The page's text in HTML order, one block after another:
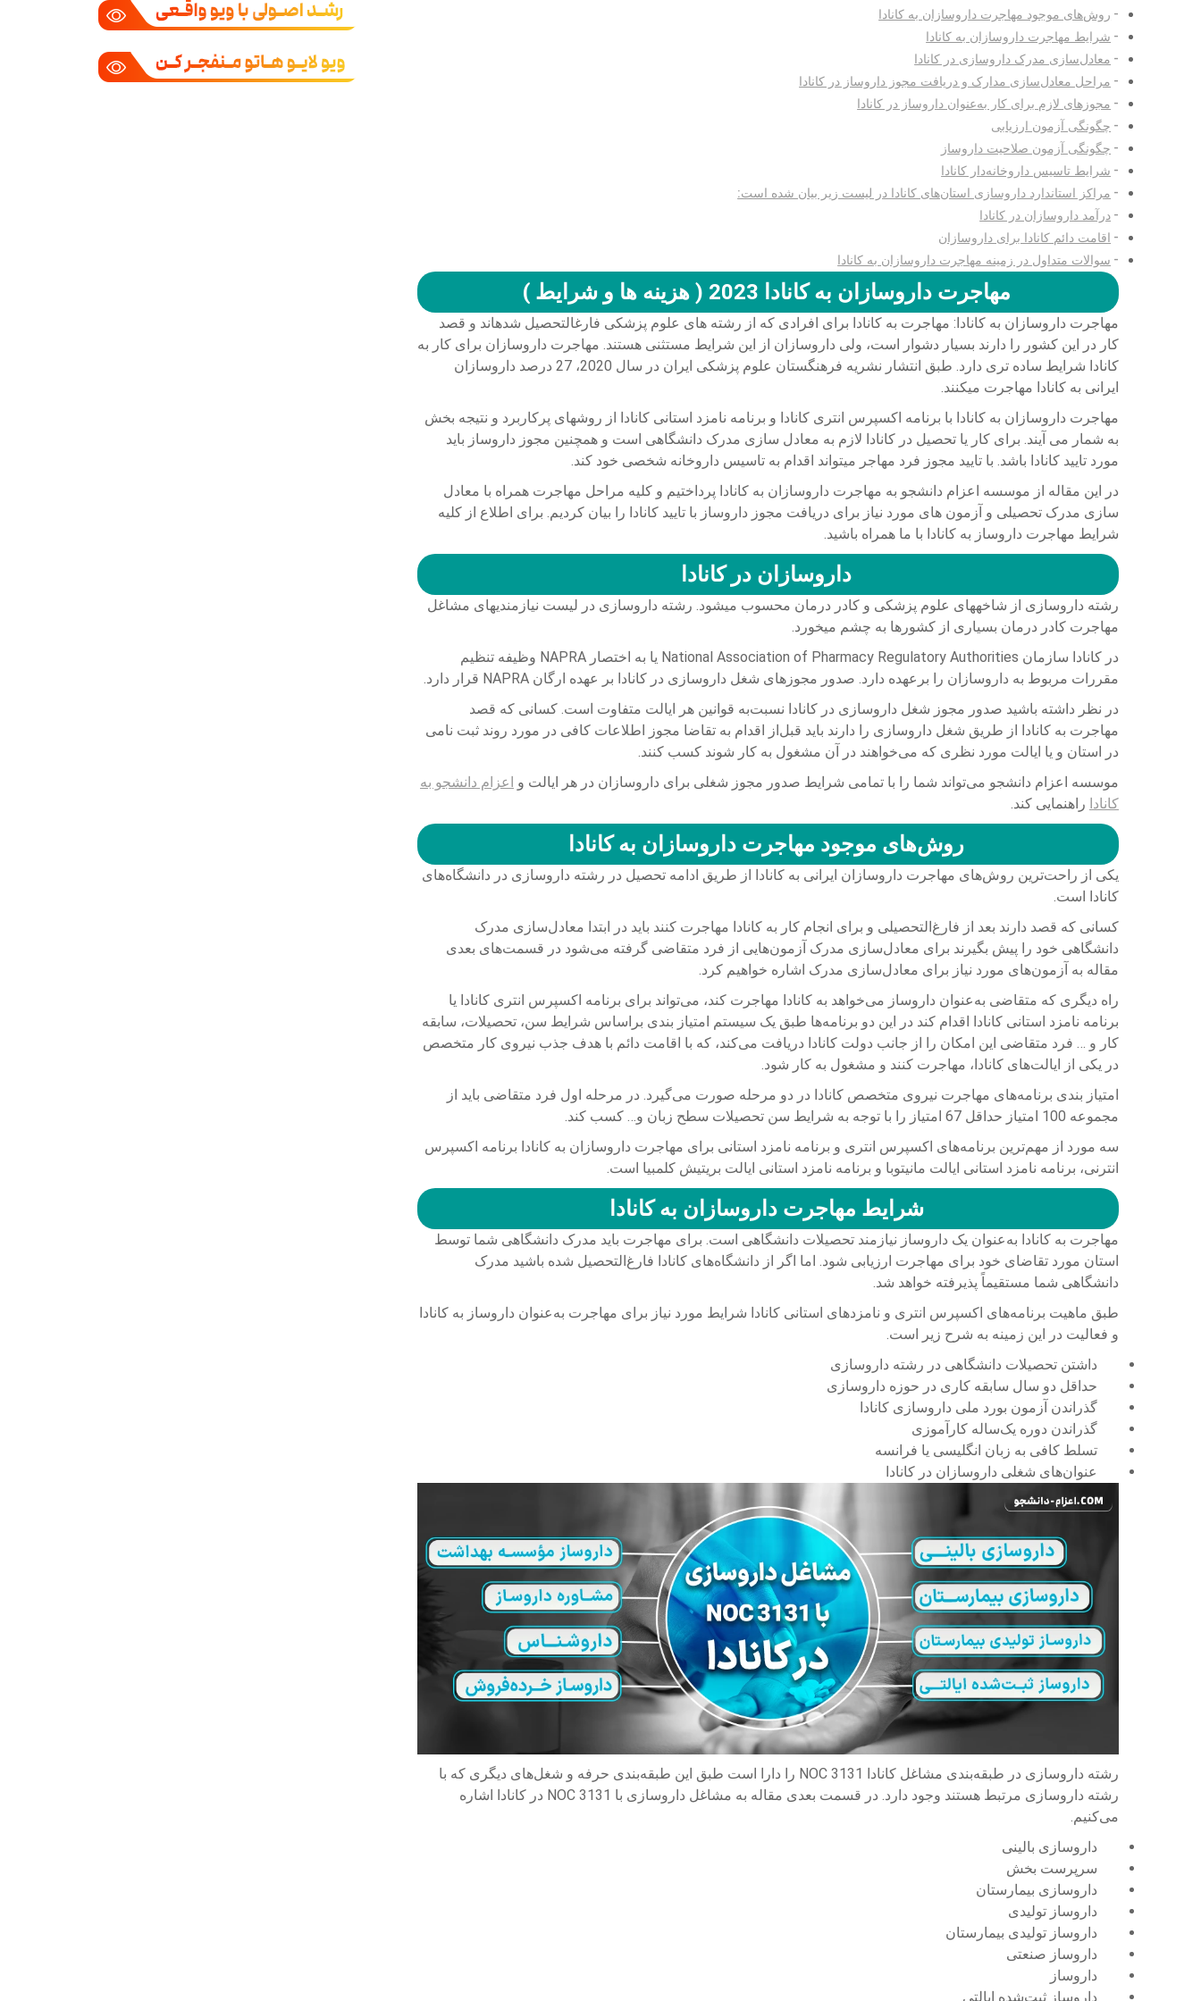
روش‌های موجود مهاجرت داروسازان به کانادا
شرایط مهاجرت داروسازان به کانادا
معادل‌سازی مدرک داروسازی در کانادا
مراحل معادل‌سازی مدارک و دریافت مجوز داروساز در کانادا
مجوزهای لازم برای کار به‌عنوان داروساز در کانادا
چگونگی آزمون ارزیابی
چگونگی آزمون صلاحیت داروساز
شرایط تاسیس داروخانه‌دار کانادا
مراکز استاندارد داروسازی استان‌های کانادا در لیست زیر بیان شده است:
درآمد داروسازان در کانادا
اقامت دائم کانادا برای داروسازان
سوالات متداول در زمینه مهاجرت داروسازان به کانادا
مهاجرت داروسازان به کانادا 2023 ( هزینه ها و شرایط )
مهاجرت داروسازان به کانادا: مهاجرت به کانادا برای افرادی که از رشته های علوم پزشکی فارغ­التحصیل شده­اند و قصد
کار در این کشور را دارند بسیار دشوار است، ولی داروسازان از این شرایط مستثنی هستند. مهاجرت داروسازان برای کار به
کانادا شرایط ساده تری دارد. طبق انتشار نشریه فرهنگستان علوم پزشکی ایران در سال 2020، 27 درصد داروسازان
ایرانی به کانادا مهاجرت می­کنند.
مهاجرت داروسازان به کانادا با برنامه اکسپرس انتری کانادا و برنامه نامزد استانی کانادا از روش­های پرکاربرد و نتیجه بخش
به شمار می آیند. برای کار یا تحصیل در کانادا لازم به معادل سازی مدرک دانشگاهی است و همچنین مجوز داروساز باید
مورد تایید کانادا باشد. با تایید مجوز فرد مهاجر می­تواند اقدام به تاسیس داروخانه شخصی خود کند.
در این مقاله از موسسه اعزام دانشجو به مهاجرت داروسازان به کانادا پرداختیم و کلیه مراحل مهاجرت همراه با معادل
سازی مدرک تحصیلی و آزمون­ های مورد نیاز برای دریافت مجوز داروساز با تایید کانادا را بیان کردیم. برای اطلاع از کلیه
شرایط مهاجرت داروساز به کانادا با ما همراه باشید.
داروسازان در کانادا
رشته داروسازی از شاخه­های علوم پزشکی و کادر درمان محسوب می­شود. رشته داروسازی در لیست نیازمندی­های مشاغل
مهاجرت کادر درمان بسیاری از کشورها به چشم می­خورد.
در کانادا سازمان National Association of Pharmacy Regulatory Authorities یا به اختصار NAPRA وظیفه تنظیم
مقررات مربوط به داروسازان را برعهده دارد. صدور مجوزهای شغل داروسازی در کانادا بر عهده ارگان NAPRA قرار دارد.
در نظر داشته باشید صدور مجوز شغل داروسازی در کانادا نسبت‌به قوانین هر ایالت متفاوت است. کسانی که قصد
مهاجرت به کانادا از طریق شغل داروسازی را دارند باید قبل‌از اقدام به تقاضا مجوز اطلاعات کافی در مورد روند ثبت‌ نامی
در استان و یا ایالت مورد نظری که می‌خواهند در آن مشغول به کار شوند کسب کنند.
موسسه اعزام دانشجو می‌تواند شما را با تمامی شرایط صدور مجوز شغلی برای داروسازان در هر ایالت و اعزام دانشجو به
کانادا راهنمایی کند.
روش‌های موجود مهاجرت داروسازان به کانادا
یکی از راحت‌ترین روش‌های مهاجرت داروسازان ایرانی به کانادا از طریق ادامه تحصیل در رشته داروسازی در دانشگاه‌های
کانادا است.
کسانی که قصد دارند بعد از فارغ‌التحصیلی و برای انجام کار به کانادا مهاجرت کنند باید در ابتدا معادل‌سازی مدرک
دانشگاهی خود را پیش بگیرند برای معادل‌سازی مدرک آزمون‌هایی از فرد متقاضی گرفته می‌شود در قسمت‌های بعدی
مقاله به آزمون‌های مورد نیاز برای معادل‌سازی مدرک اشاره خواهیم کرد.
راه دیگری که متقاضی به‌عنوان داروساز می‌خواهد به کانادا مهاجرت کند، می‌تواند برای برنامه اکسپرس انتری کانادا یا
برنامه نامزد استانی کانادا اقدام کند در این دو برنامه‌ها طبق یک سیستم امتیاز بندی براساس شرایط سن، تحصیلات، سابقه
کار و … فرد متقاضی این امکان را از جانب دولت کانادا دریافت می‌کند، که با اقامت دائم با هدف جذب نیروی کار متخصص
در یکی از ایالت‌های کانادا، مهاجرت کنند و مشغول به کار شود.
امتیاز بندی برنامه‌های مهاجرت نیروی متخصص کانادا در دو مرحله صورت می‌گیرد. در مرحله اول فرد متقاضی باید از
مجموعه 100 امتیاز حداقل 67 امتیاز را با توجه به شرایط سن تحصیلات سطح زبان و… کسب کند.
سه مورد از مهم‌ترین برنامه‌های اکسپرس انتری و برنامه نامزد استانی برای مهاجرت داروسازان به کانادا برنامه اکسپرس
انترنی، برنامه نامزد استانی ایالت مانیتوبا و برنامه نامزد استانی ایالت بریتیش کلمبیا است.
شرایط مهاجرت داروسازان به کانادا
مهاجرت به کانادا به‌عنوان یک داروساز نیازمند تحصیلات دانشگاهی است. برای مهاجرت باید مدرک دانشگاهی شما توسط
استان مورد تقاضای خود برای مهاجرت ارزیابی شود. اما اگر از دانشگاه‌های کانادا فارغ‌التحصیل شده باشید مدرک
دانشگاهی شما مستقیماً پذیرفته خواهد شد.
طبق ماهیت برنامه‌های اکسپرس انتری و نامزدهای استانی کانادا شرایط مورد نیاز برای مهاجرت به‌عنوان داروساز به کانادا
و فعالیت در این زمینه به شرح زیر است.
داشتن تحصیلات دانشگاهی در رشته داروسازی
حداقل دو سال سابقه کاری در حوزه داروسازی
گذراندن آزمون بورد ملی داروسازی کانادا
گذراندن دوره یک‌ساله کارآموزی
تسلط کافی به زبان انگلیسی یا فرانسه
عنوان‌های شغلی داروسازان در کانادا
رشته داروسازی در طبقه‌بندی مشاغل کانادا 3131 NOC را دارا است طبق این طبقه‌بندی حرفه و شغل‌های دیگری که با
رشته داروسازی مرتبط هستند وجود دارد. در قسمت بعدی مقاله به مشاغل داروسازی با 3131 NOC در کانادا اشاره
می‌کنیم.
داروسازی بالینی
سرپرست بخش
داروسازی بیمارستان
داروساز تولیدی
داروساز تولیدی بیمارستان
داروساز صنعتی
داروساز
داروساز ثبت‌شده ایالتی